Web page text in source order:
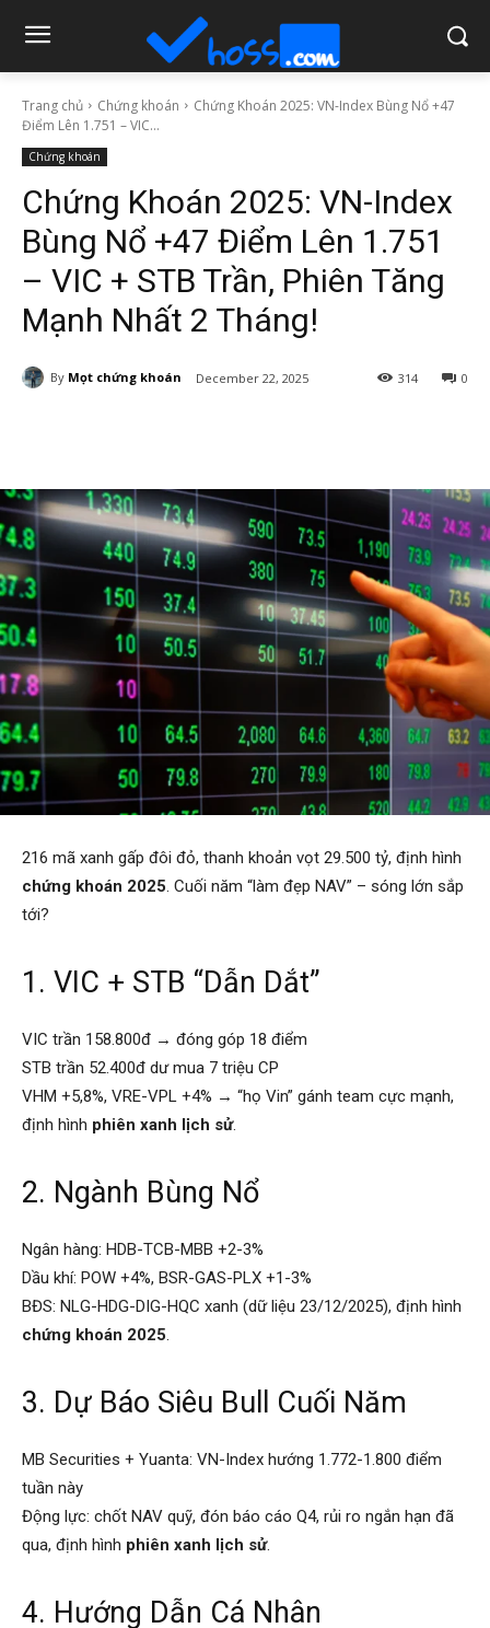
Trang chủ Chứng khoán
Chứng Khoán 2025: VN-Index Bùng Nổ +47
Điểm Lên 1.751 – VIC...
Chứng khoán
Chứng Khoán 2025: VN-Index
Bùng Nổ +47 Điểm Lên 1.751
– VIC + STB Trần, Phiên Tăng
Mạnh Nhất 2 Tháng!
By Mọt chứng khoán December 22, 2025 0
314
216 mã xanh gấp đôi đỏ, thanh khoản vọt 29.500 tỷ, định hình
chứng khoán 2025. Cuối năm “làm đẹp NAV” – sóng lớn sắp
tới?
1. VIC + STB “Dẫn Dắt”
VIC trần 158.800đ → đóng góp 18 điểm
STB trần 52.400đ dư mua 7 triệu CP
VHM +5,8%, VRE-VPL +4% → “họ Vin” gánh team cực mạnh,
định hình phiên xanh lịch sử.
2. Ngành Bùng Nổ
Ngân hàng: HDB-TCB-MBB +2-3%
Dầu khí: POW +4%, BSR-GAS-PLX +1-3%
BĐS: NLG-HDG-DIG-HQC xanh (dữ liệu 23/12/2025), định hình
chứng khoán 2025.
3. Dự Báo Siêu Bull Cuối Năm
MB Securities + Yuanta: VN-Index hướng 1.772-1.800 điểm
tuần này
Động lực: chốt NAV quỹ, đón báo cáo Q4, rủi ro ngắn hạn đã
qua, định hình phiên xanh lịch sử.
4. Hướng Dẫn Cá Nhân